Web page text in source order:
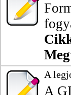
A
A